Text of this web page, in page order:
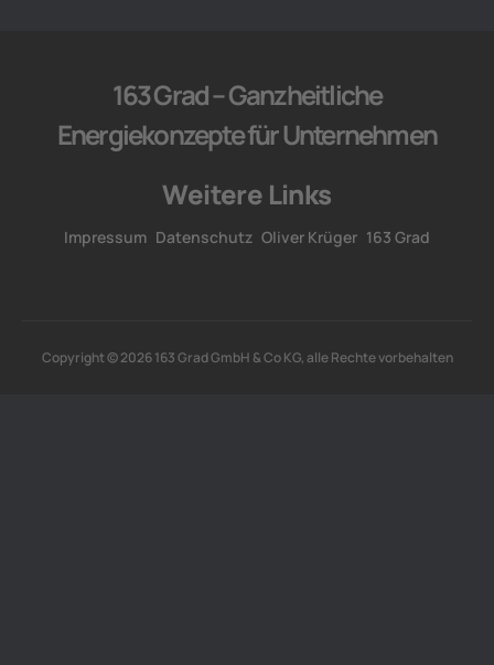
163 Grad – Ganzheitliche
Energiekonzepte für Unternehmen
Weitere Links
Impressum Datenschutz Oliver Krüger 163 Grad
Copyright © 2026 163 Grad GmbH & Co KG, alle Rechte vorbehalten